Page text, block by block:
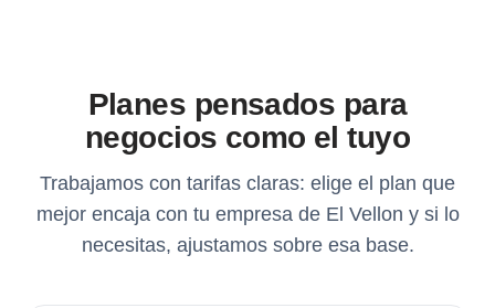
Planes pensados para
negocios como el tuyo
Trabajamos con tarifas claras: elige el plan que
mejor encaja con tu empresa de El Vellon y si lo
necesitas, ajustamos sobre esa base.